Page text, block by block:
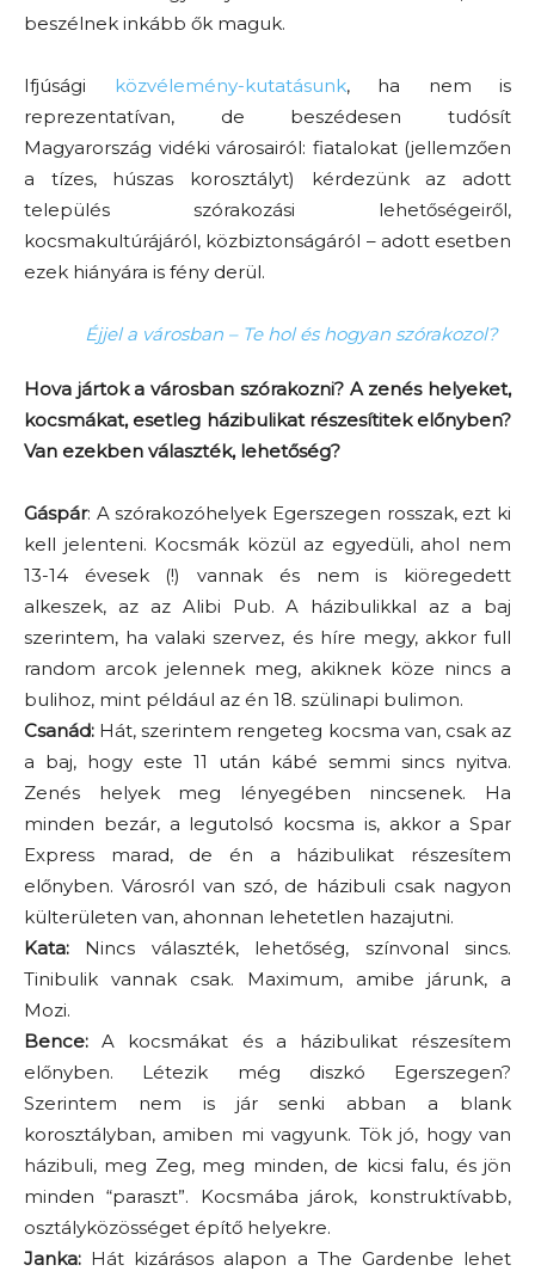
beszélnek inkább ők maguk.
Ifjúsági közvélemény-kutatásunk, ha nem is
reprezentatívan, de beszédesen tudósít
Magyarország vidéki városairól: fiatalokat (jellemzően
a tízes, húszas korosztályt) kérdezünk az adott
település szórakozási lehetőségeiről,
kocsmakultúrájáról, közbiztonságáról – adott esetben
ezek hiányára is fény derül.
Éjjel a városban – Te hol és hogyan szórakozol?
Hova jártok a városban szórakozni? A zenés helyeket,
kocsmákat, esetleg házibulikat részesítitek előnyben?
Van ezekben választék, lehetőség?
Gáspár: A szórakozóhelyek Egerszegen rosszak, ezt ki
kell jelenteni. Kocsmák közül az egyedüli, ahol nem
13-14 évesek (!) vannak és nem is kiöregedett
alkeszek, az az Alibi Pub. A házibulikkal az a baj
szerintem, ha valaki szervez, és híre megy, akkor full
random arcok jelennek meg, akiknek köze nincs a
bulihoz, mint például az én 18. szülinapi bulimon.
Csanád: Hát, szerintem rengeteg kocsma van, csak az
a baj, hogy este 11 után kábé semmi sincs nyitva.
Zenés helyek meg lényegében nincsenek. Ha
minden bezár, a legutolsó kocsma is, akkor a Spar
Express marad, de én a házibulikat részesítem
előnyben. Városról van szó, de házibuli csak nagyon
külterületen van, ahonnan lehetetlen hazajutni.
Kata: Nincs választék, lehetőség, színvonal sincs.
Tinibulik vannak csak. Maximum, amibe járunk, a
Mozi.
Bence: A kocsmákat és a házibulikat részesítem
előnyben. Létezik még diszkó Egerszegen?
Szerintem nem is jár senki abban a blank
korosztályban, amiben mi vagyunk. Tök jó, hogy van
házibuli, meg Zeg, meg minden, de kicsi falu, és jön
minden “paraszt”. Kocsmába járok, konstruktívabb,
osztályközösséget építő helyekre.
Janka: Hát kizárásos alapon a The Gardenbe lehet